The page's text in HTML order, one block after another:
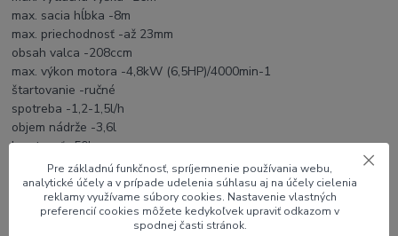
max. sacia hĺbka -8m
max. priechodnosť -až 23mm
obsah valca -208ccm
max. výkon motora -4,8kW (6,5HP)/4000min-1
štartovanie -ručné
spotreba -1,2-1,5l/h
objem nádrže -3,6l
hmotnosť -50kg
rozmery (dvh) -60x48x45cm
rozmery s podvozkom (dhv) -82x63x60cm
Čerpadlo s úpravou - s upraveným vstupom a výstupom a
koncovkami B
Pre základnú funkčnosť, spríjemnenie používania webu,
analytické účely a v prípade udelenia súhlasu aj na účely cielenia
reklamy využívame súbory cookies. Nastavenie vlastných
preferencií cookies môžete kedykoľvek upraviť odkazom v
spodnej časti stránok.